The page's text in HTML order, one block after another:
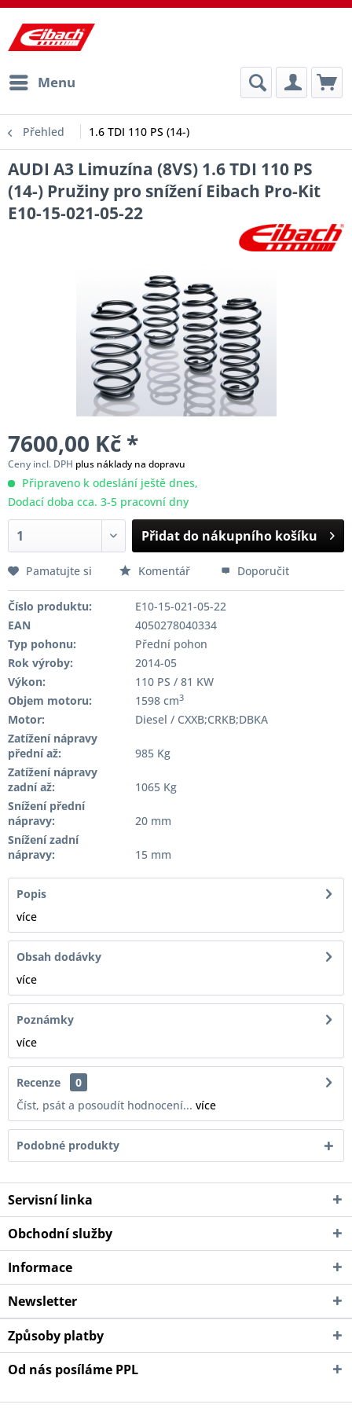
Menu
Přehled 1.6 TDI 110 PS (14-)
AUDI A3 Limuzína (8VS) 1.6 TDI 110 PS
(14-) Pružiny pro snížení Eibach Pro-Kit
E10-15-021-05-22
7600,00 Kč *
Ceny incl. DPH plus náklady na dopravu
Připraveno k odeslání ještě dnes,
Dodací doba cca. 3-5 pracovní dny
Přidat do nákupního košíku
Pamatujte si Komentář Doporučit
Číslo produktu:
E10-15-021-05-22
EAN
4050278040334
Typ pohonu:
Přední pohon
Rok výroby:
2014-05
Výkon:
110 PS / 81 KW
Objem motoru:
1598 cm3
Motor:
Diesel / CXXB;CRKB;DBKA
Zatížení nápravy
přední až:
985 Kg
Zatížení nápravy
zadní až:
1065 Kg
Snížení přední
nápravy:
20 mm
Snížení zadní
nápravy:
15 mm
Popis
více
Obsah dodávky
více
Poznámky
více
Recenze
0
Číst, psát a posoudít hodnocení... více
Podobné produkty
Servisní linka
Obchodní služby
Informace
Newsletter
Způsoby platby
Od nás posíláme PPL